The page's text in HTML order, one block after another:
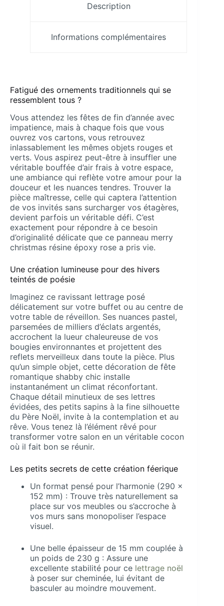
Description
Informations complémentaires
Fatigué des ornements traditionnels qui se
ressemblent tous ?
Vous attendez les fêtes de fin d’année avec
impatience, mais à chaque fois que vous
ouvrez vos cartons, vous retrouvez
inlassablement les mêmes objets rouges et
verts. Vous aspirez peut-être à insuffler une
véritable bouffée d’air frais à votre espace,
une ambiance qui reflète votre amour pour la
douceur et les nuances tendres. Trouver la
pièce maîtresse, celle qui captera l’attention
de vos invités sans surcharger vos étagères,
devient parfois un véritable défi. C’est
exactement pour répondre à ce besoin
d’originalité délicate que ce panneau merry
christmas résine époxy rose a pris vie.
Une création lumineuse pour des hivers
teintés de poésie
Imaginez ce ravissant lettrage posé
délicatement sur votre buffet ou au centre de
votre table de réveillon. Ses nuances pastel,
parsemées de milliers d’éclats argentés,
accrochent la lueur chaleureuse de vos
bougies environnantes et projettent des
reflets merveilleux dans toute la pièce. Plus
qu’un simple objet, cette décoration de fête
romantique shabby chic installe
instantanément un climat réconfortant.
Chaque détail minutieux de ses lettres
évidées, des petits sapins à la fine silhouette
du Père Noël, invite à la contemplation et au
rêve. Vous tenez là l’élément rêvé pour
transformer votre salon en un véritable cocon
où il fait bon se réunir.
Les petits secrets de cette création féerique
Un format pensé pour l’harmonie (290 x
152 mm) : Trouve très naturellement sa
place sur vos meubles ou s’accroche à
vos murs sans monopoliser l’espace
visuel.
Une belle épaisseur de 15 mm couplée à
un poids de 230 g : Assure une
excellente stabilité pour ce lettrage noël
à poser sur cheminée, lui évitant de
basculer au moindre mouvement.